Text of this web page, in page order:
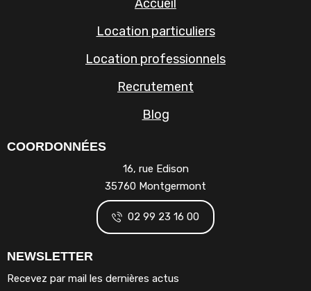
Accueil
Location particuliers
Location professionnels
Recrutement
Blog
COORDONNÉES
16, rue Edison
35760 Montgermont
02 99 23 16 00
NEWSLETTER
Recevez par mail les dernières actus